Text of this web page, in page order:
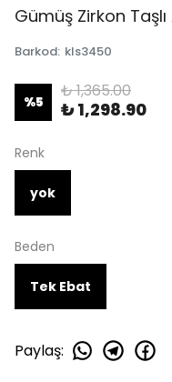
Gümüş Zirkon
Barkod: kls3450
%5
₺ 1,365.00
₺ 1,298.90
Renk
yok
Beden
Tek Ebat
Paylaş: